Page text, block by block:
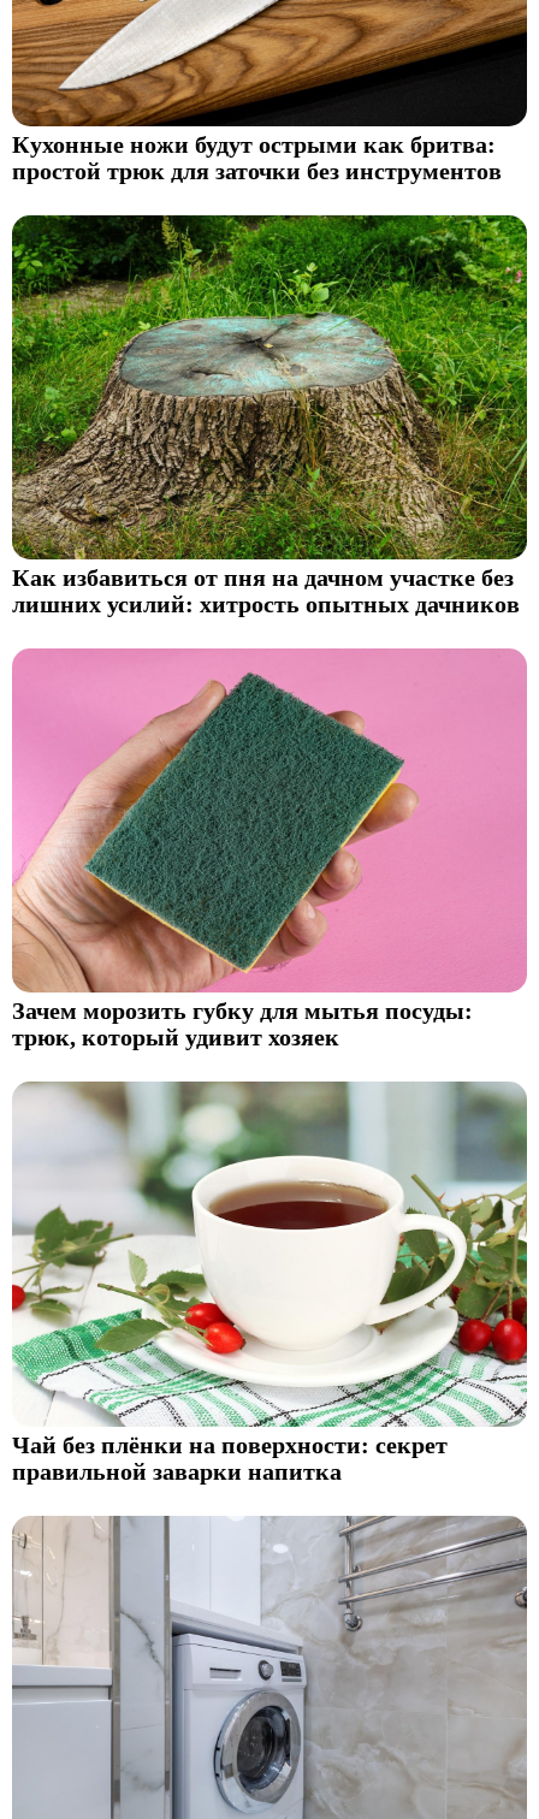
Кухонные ножи будут острыми как бритва:
простой трюк для заточки без инструментов
Как избавиться от пня на дачном участке без
лишних усилий: хитрость опытных дачников
Зачем морозить губку для мытья посуды:
трюк, который удивит хозяек
Чай без плёнки на поверхности: секрет
правильной заварки напитка